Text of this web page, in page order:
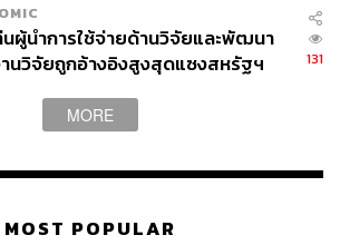
ผู้นำการใช้จ่ายด้านวิจัยและพัฒนา
นวิจัยถูกอ้างอิงสูงสุดแซงสหรัฐฯ
131
MORE
MOST POPULAR